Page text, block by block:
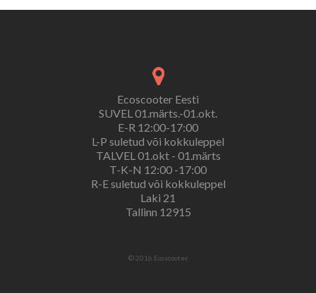
Ecoscooter Eesti
SUVEL 01.märts.-01.okt.
E-R 12:00-17:00
L-P suletud või kokkuleppel
TALVEL 01.okt - 01.märts
T-K-N 12:00 -17:00
R-E suletud või kokkuleppel
Laki 21
Tallinn 12915
© 2016 Ecoscooter.